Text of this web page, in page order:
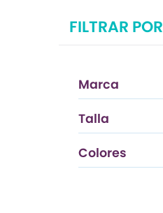
FILTRAR POR
Marca
Talla
Colores